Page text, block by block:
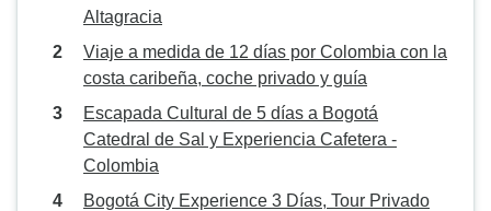
Altagracia
Viaje a medida de 12 días por Colombia con la
costa caribeña, coche privado y guía
Escapada Cultural de 5 días a Bogotá
Catedral de Sal y Experiencia Cafetera -
Colombia
Bogotá City Experience 3 Días, Tour Privado